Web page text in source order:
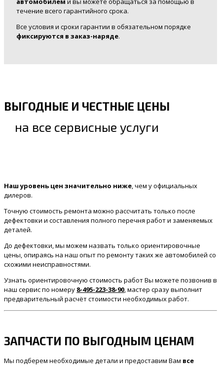
течение всего гарантийного срока.
Все условия и сроки гарантии в обязательном порядке
фиксируются в заказ-наряде.
ВЫГОДНЫЕ И ЧЕСТНЫЕ ЦЕНЫ
на все сервисные услуги
Наш уровень цен значительно ниже , чем у официальных
дилеров.
Точную стоимость ремонта можно рассчитать только после
дефектовки и составления полного перечня работ и заменяемых
деталей.
До дефектовки, мы можем назвать только ориентировочные
цены, опираясь на наш опыт по ремонту таких же автомобилей со
схожими неисправностями.
Узнать ориентировочную стоимость работ Вы можете позвонив в
наш сервис по номеру 8-495-223-38-90 , мастер сразу выполнит
предварительный расчёт стоимости необходимых работ.
ЗАПЧАСТИ ПО ВЫГОДНЫМ ЦЕНАМ
Мы подберем необходимые детали и предоставим Вам все